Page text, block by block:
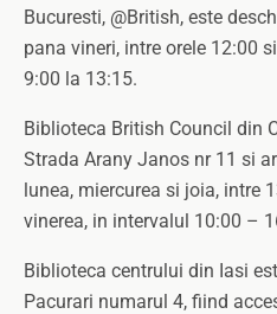
Bucuresti, @British, este
pana vineri, intre orele 12:00
9:00 la 13:15.
Biblioteca British Council din
Strada Arany Janos nr 11 si
lunea, miercurea si joia, intre
vinerea, in intervalul 10:00 –
Biblioteca centrului din Iasi
Pacurari numarul 4, fiind